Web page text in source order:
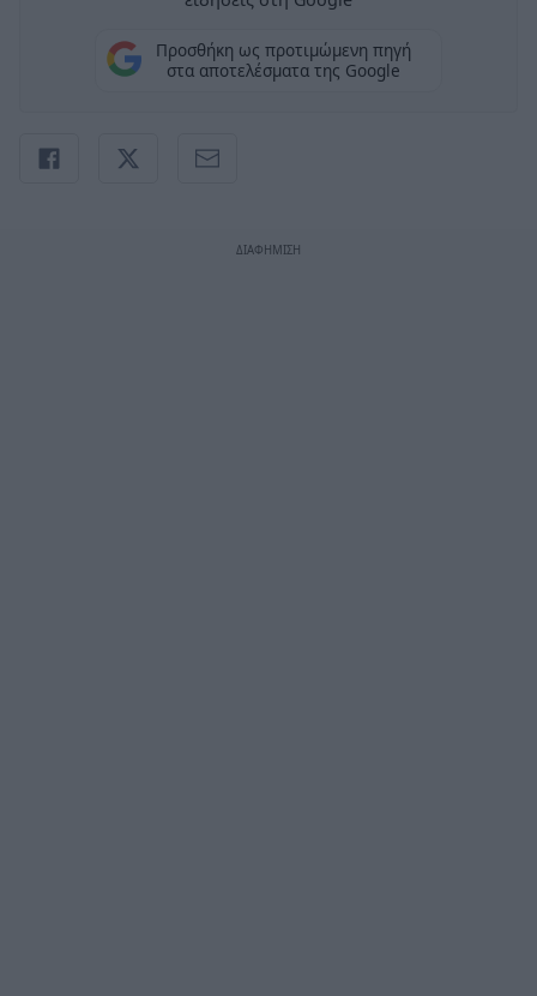
Προσθήκη ως προτιμώμενη πηγή
στα αποτελέσματα της Google